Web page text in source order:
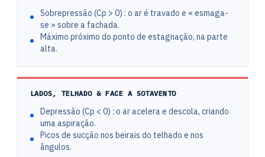
Sobrepressão (Cp > 0) : o ar é travado e « esmaga-
se » sobre a fachada.
Máximo próximo do ponto de estagnação, na parte
alta.
LADOS, TELHADO & FACE A SOTAVENTO
Depressão (Cp < 0) : o ar acelera e descola, criando
uma aspiração.
Picos de sucção nos beirais do telhado e nos
ângulos.